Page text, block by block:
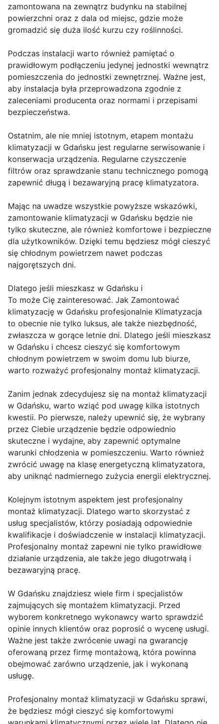
zamontowana na zewnątrz budynku na stabilnej
powierzchni oraz z dala od miejsc, gdzie może
gromadzić się duża ilość kurzu czy roślinności.
Podczas instalacji warto również pamiętać o
prawidłowym podłączeniu jedynej jednostki wewnątrz
pomieszczenia do jednostki zewnętrznej. Ważne jest,
aby instalacja była przeprowadzona zgodnie z
zaleceniami producenta oraz normami i przepisami
bezpieczeństwa.
Ostatnim, ale nie mniej istotnym, etapem montażu
klimatyzacji w Gdańsku jest regularne serwisowanie i
konserwacja urządzenia. Regularne czyszczenie
filtrów oraz sprawdzanie stanu technicznego pomogą
zapewnić długą i bezawaryjną pracę klimatyzatora.
Mając na uwadze wszystkie powyższe wskazówki,
zamontowanie klimatyzacji w Gdańsku będzie nie
tylko skuteczne, ale również komfortowe i bezpieczne
dla użytkowników. Dzięki temu będziesz mógł cieszyć
się chłodnym powietrzem nawet podczas
najgorętszych dni.
Dlatego jeśli mieszkasz w Gdańsku i
To może Cię zainteresować. Jak Zamontować
klimatyzację w Gdańsku profesjonalnie Klimatyzacja
to obecnie nie tylko luksus, ale także niezbędność,
zwłaszcza w gorące letnie dni. Dlatego jeśli mieszkasz
w Gdańsku i chcesz cieszyć się komfortowym
chłodnym powietrzem w swoim domu lub biurze,
warto rozważyć profesjonalny montaż klimatyzacji.
Zanim jednak zdecydujesz się na montaż klimatyzacji
w Gdańsku, warto wziąć pod uwagę kilka istotnych
kwestii. Po pierwsze, należy upewnić się, że wybrany
przez Ciebie urządzenie będzie odpowiednio
skuteczne i wydajne, aby zapewnić optymalne
warunki chłodzenia w pomieszczeniu. Warto również
zwrócić uwagę na klasę energetyczną klimatyzatora,
aby uniknąć nadmiernego zużycia energii elektrycznej.
Kolejnym istotnym aspektem jest profesjonalny
montaż klimatyzacji. Dlatego warto skorzystać z
usług specjalistów, którzy posiadają odpowiednie
kwalifikacje i doświadczenie w instalacji klimatyzacji.
Profesjonalny montaż zapewni nie tylko prawidłowe
działanie urządzenia, ale także jego długotrwałą i
bezawaryjną pracę.
W Gdańsku znajdziesz wiele firm i specjalistów
zajmujących się montażem klimatyzacji. Przed
wyborem konkretnego wykonawcy warto sprawdzić
opinie innych klientów oraz poprosić o wycenę usługi.
Ważne jest także zwrócenie uwagi na gwarancję
oferowaną przez firmę montażową, która powinna
obejmować zarówno urządzenie, jak i wykonaną
usługę.
Profesjonalny montaż klimatyzacji w Gdańsku sprawi,
że będziesz mógł cieszyć się komfortowymi